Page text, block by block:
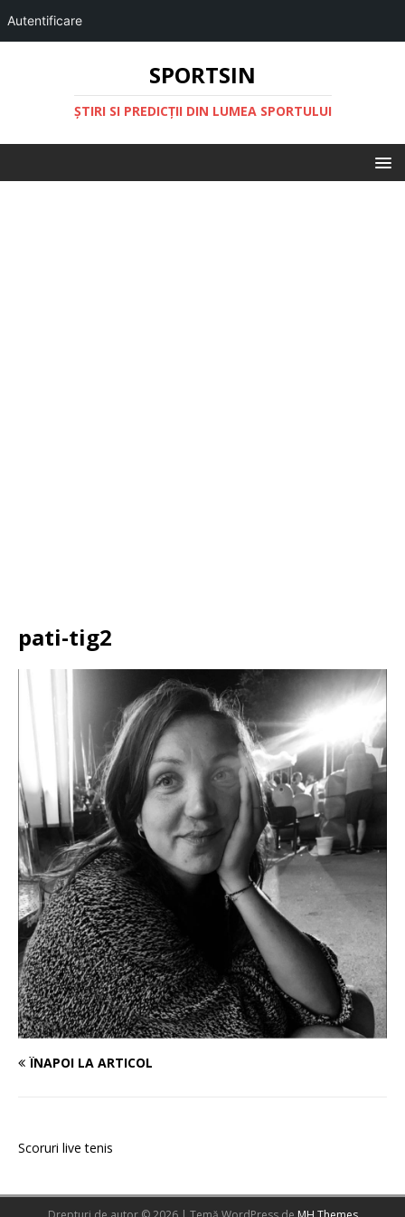
Autentificare
SPORTSIN
ŞTIRI SI PREDICŢII DIN LUMEA SPORTULUI
pati-tig2
ÎNAPOI LA ARTICOL
Scoruri live tenis